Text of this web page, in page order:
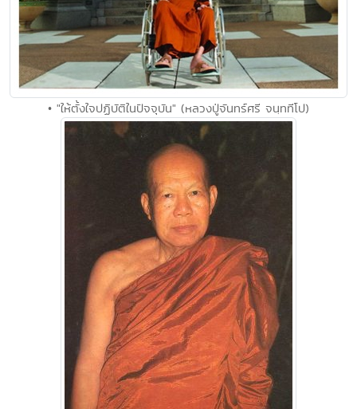
• "ให้ตั้งใจปฏิบัติในปัจจุบัน" (หลวงปู่จันทร์ศรี จนฺททีโป)